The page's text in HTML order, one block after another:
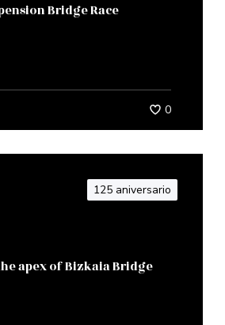
Bridge Race
0
125 aniversario
apex of Bizkaia Bridge